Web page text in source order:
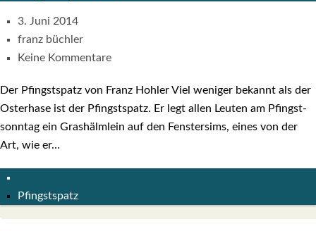
3. Juni 2014
franz büchler
Keine Kommentare
Der Pfingst­spatz von Franz Hoh­ler Viel weni­ger bekannt als der
Oster­ha­se ist der Pfingst­spatz. Er legt allen Leu­ten am Pfingst­
sonn­tag ein Gras­hälm­lein auf den Fens­ter­sims, eines von der
Art, wie er…
Pfingstspatz